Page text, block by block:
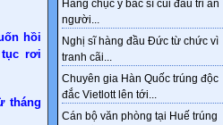
Hàng chục y bác sĩ cúi đầu tri ân
người...
Nghị sĩ hàng đầu Đức từ chức vì
tranh cãi...
Chuyên gia Hàn Quốc trúng độc
đắc Vietlott lên tới...
Cán bộ văn phòng tại Huế trúng
hồi
tục rơi
tháng